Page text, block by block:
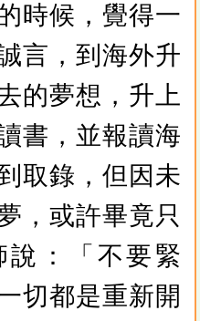
時候，覺得一
言，到海外升
的夢想，升上
書，並報讀海
取錄，但因未
，或許畢竟只
說：「不要緊
切都是重新開